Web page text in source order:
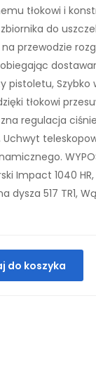
tłokowi i
do
przewodzie
pistoletu, Szybko
tłokowi
regulacja
Impact 1040
517 TR1,
do koszyka